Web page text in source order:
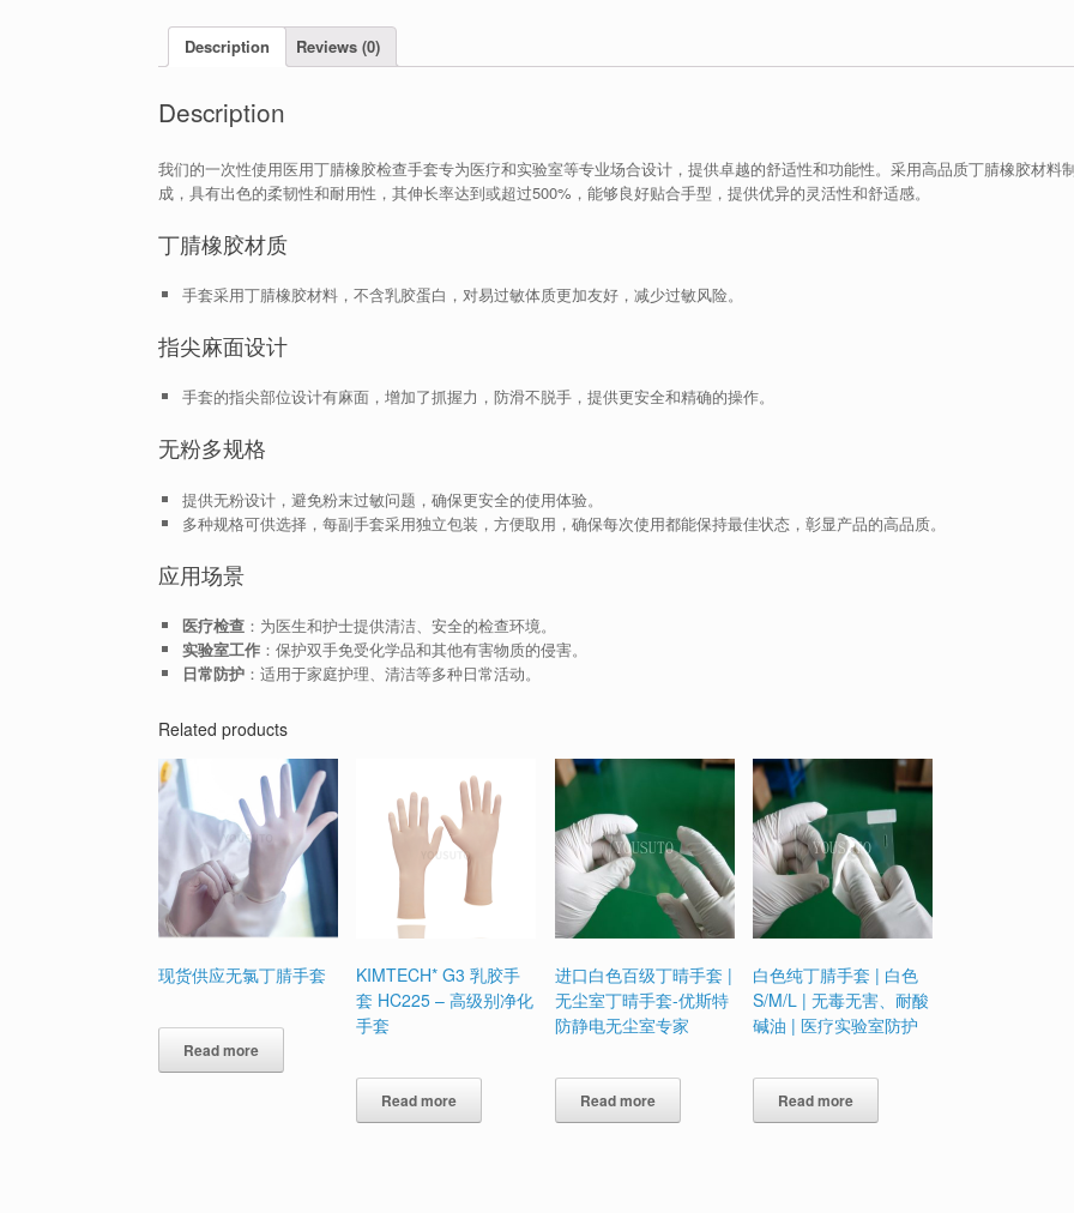
Description Reviews (0)
Description
我们的一次性使用医用丁腈橡胶检查手套专为医疗和实验室等专业场合设计，提供卓越的舒适性和功能性。采用高品质丁腈橡胶材料
成，具有出色的柔韧性和耐用性，其伸长率达到或超过500%，能够良好贴合手型，提供优异的灵活性和舒适感。
丁腈橡胶材质
手套采用丁腈橡胶材料，不含乳胶蛋白，对易过敏体质更加友好，减少过敏风险。
指尖麻面设计
手套的指尖部位设计有麻面，增加了抓握力，防滑不脱手，提供更安全和精确的操作。
无粉多规格
提供无粉设计，避免粉末过敏问题，确保更安全的使用体验。
多种规格可供选择，每副手套采用独立包装，方便取用，确保每次使用都能保持最佳状态，彰显产品的高品质。
应用场景
医疗检查：为医生和护士提供清洁、安全的检查环境。
实验室工作：保护双手免受化学品和其他有害物质的侵害。
日常防护：适用于家庭护理、清洁等多种日常活动。
Related products
现货供应无氯丁腈手套
Read more
KIMTECH* G3 乳胶手
套 HC225 – 高级别净化
手套
Read more
进口白色百级丁晴手套 |
无尘室丁晴手套-优斯特
防静电无尘室专家
Read more
白色纯丁腈手套 | 白色
S/M/L | 无毒无害、耐酸
碱油 | 医疗实验室防护
Read more